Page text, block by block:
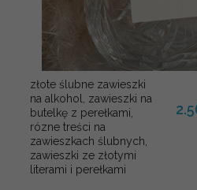
złote ślubne zawieszki
na alkohol, zawieszki na
butelkę z perełkami,
rózne treści na
zawieszkach ślubnych,
zawieszki ze złotymi
literami i perełkami